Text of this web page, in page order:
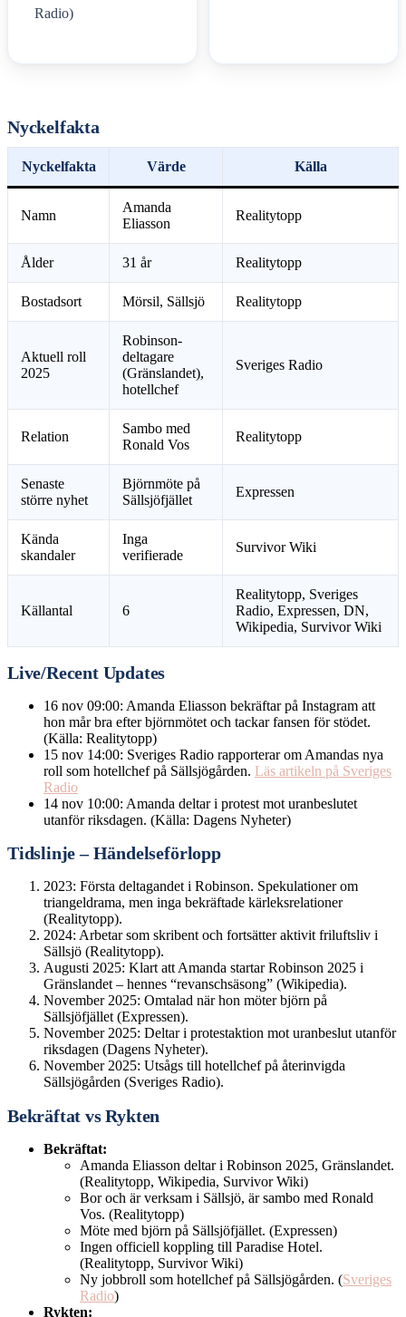
Radio)
Nyckelfakta
Nyckelfakta Värde Källa
Namn
Amanda
Eliasson
Realitytopp
Ålder 31 år Realitytopp
Bostadsort Mörsil, Sällsjö Realitytopp
Aktuell roll
2025
Robinson-
deltagare
(Gränslandet),
hotellchef
Sveriges Radio
Relation
Sambo med
Ronald Vos
Realitytopp
Senaste
större nyhet
Björnmöte på
Sällsjöfjället
Expressen
Kända
skandaler
Inga
verifierade
Survivor Wiki
Källantal 6
Realitytopp, Sveriges
Radio, Expressen, DN,
Wikipedia, Survivor Wiki
Live/Recent Updates
16 nov 09:00: Amanda Eliasson bekräftar på Instagram att
hon mår bra efter björnmötet och tackar fansen för stödet.
(Källa: Realitytopp)
15 nov 14:00: Sveriges Radio rapporterar om Amandas nya
roll som hotellchef på Sällsjögården. Läs artikeln på Sveriges
Radio
14 nov 10:00: Amanda deltar i protest mot uranbeslutet
utanför riksdagen. (Källa: Dagens Nyheter)
Tidslinje – Händelseförlopp
2023: Första deltagandet i Robinson. Spekulationer om
triangeldrama, men inga bekräftade kärleksrelationer
(Realitytopp).
2024: Arbetar som skribent och fortsätter aktivit friluftsliv i
Sällsjö (Realitytopp).
Augusti 2025: Klart att Amanda startar Robinson 2025 i
Gränslandet – hennes “revanschsäsong” (Wikipedia).
November 2025: Omtalad när hon möter björn på
Sällsjöfjället (Expressen).
November 2025: Deltar i protestaktion mot uranbeslut utanför
riksdagen (Dagens Nyheter).
November 2025: Utsågs till hotellchef på återinvigda
Sällsjögården (Sveriges Radio).
Bekräftat vs Rykten
Bekräftat:
Amanda Eliasson deltar i Robinson 2025, Gränslandet.
(Realitytopp, Wikipedia, Survivor Wiki)
Bor och är verksam i Sällsjö, är sambo med Ronald
Vos. (Realitytopp)
Möte med björn på Sällsjöfjället. (Expressen)
Ingen officiell koppling till Paradise Hotel.
(Realitytopp, Survivor Wiki)
Ny jobbroll som hotellchef på Sällsjögården. (Sveriges
Radio)
Rykten: